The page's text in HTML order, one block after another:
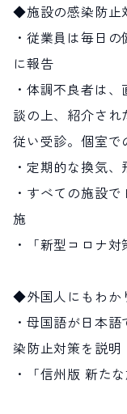
◆施設の感染防止
・従業員は毎日
に報告
・体調不良者は
談の上、紹介さ
従い受診。個室で
・定期的な換気
・すべての施設
施
・「新型コロナ
◆外国人にもわか
・母国語が日本
染防止対策を説明
・「信州版 新た